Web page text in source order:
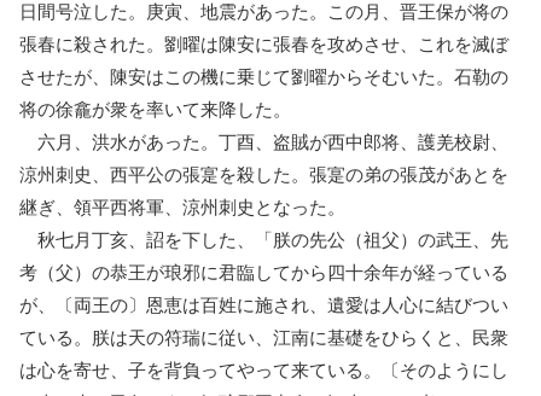
日間号泣した。庚寅、地震があった。この月、晋王保が将の
張春に殺された。劉曜は陳安に張春を攻めさせ、これを滅ぼ
させたが、陳安はこの機に乗じて劉曜からそむいた。石勒の
将の徐龕が衆を率いて来降した。
六月、洪水があった。丁酉、盗賊が西中郎将、護羌校尉、
涼州刺史、西平公の張寔を殺した。張寔の弟の張茂があとを
継ぎ、領平西将軍、涼州刺史となった。
秋七月丁亥、詔を下した、「朕の先公（祖父）の武王、先
考（父）の恭王が琅邪に君臨してから四十余年が経っている
が、〔両王の〕恩恵は百姓に施され、遺愛は人心に結びつい
ている。朕は天の符瑞に従い、江南に基礎をひらくと、民衆
は心を寄せ、子を背負ってやって来ている。〔そのようにし